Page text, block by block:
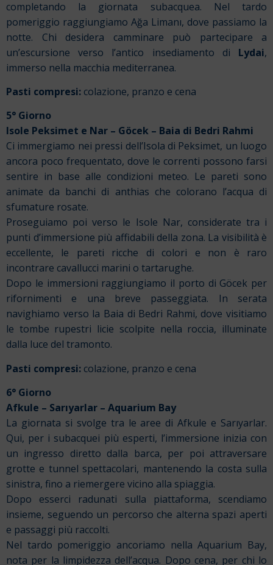
completando la giornata subacquea. Nel tardo
pomeriggio raggiungiamo Ağa Limanı, dove passiamo la
notte. Chi desidera camminare può partecipare a
un’escursione verso l’antico insediamento di Lydai,
immerso nella macchia mediterranea.
Pasti compresi: colazione, pranzo e cena
5° Giorno
Isole Peksimet e Nar – Göcek – Baia di Bedri Rahmi
Ci immergiamo nei pressi dell’Isola di Peksimet, un luogo
ancora poco frequentato, dove le correnti possono farsi
sentire in base alle condizioni meteo. Le pareti sono
animate da banchi di anthias che colorano l’acqua di
sfumature rosate.
Proseguiamo poi verso le Isole Nar, considerate tra i
punti d’immersione più affidabili della zona. La visibilità è
eccellente, le pareti ricche di colori e non è raro
incontrare cavallucci marini o tartarughe.
Dopo le immersioni raggiungiamo il porto di Göcek per
rifornimenti e una breve passeggiata. In serata
navighiamo verso la Baia di Bedri Rahmi, dove visitiamo
le tombe rupestri licie scolpite nella roccia, illuminate
dalla luce del tramonto.
Pasti compresi: colazione, pranzo e cena
6° Giorno
Afkule – Sarıyarlar – Aquarium Bay
La giornata si svolge tra le aree di Afkule e Sarıyarlar.
Qui, per i subacquei più esperti, l’immersione inizia con
un ingresso diretto dalla barca, per poi attraversare
grotte e tunnel spettacolari, mantenendo la costa sulla
sinistra, fino a riemergere vicino alla spiaggia.
Dopo esserci radunati sulla piattaforma, scendiamo
insieme, seguendo un percorso che alterna spazi aperti
e passaggi più raccolti.
Nel tardo pomeriggio ancoriamo nella Aquarium Bay,
nota per la limpidezza dell’acqua. Dopo cena, per chi lo